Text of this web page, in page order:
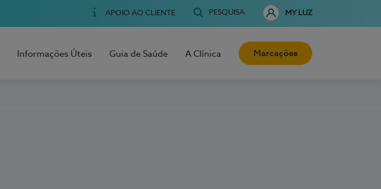
APOIO AO CLIENTE PESQUISA MY LUZ
Informações Úteis Guia de Saúde A Clínica Marcações